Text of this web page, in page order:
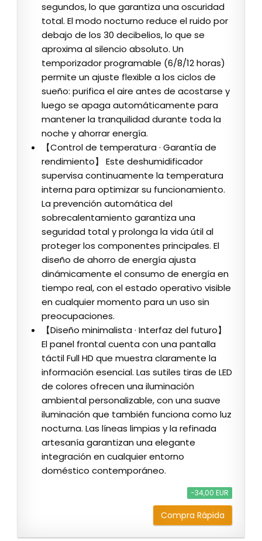
segundos, lo que garantiza una oscuridad
total. El modo nocturno reduce el ruido por
debajo de los 30 decibelios, lo que se
aproxima al silencio absoluto. Un
temporizador programable (6/8/12 horas)
permite un ajuste flexible a los ciclos de
sueño: purifica el aire antes de acostarse y
luego se apaga automáticamente para
mantener la tranquilidad durante toda la
noche y ahorrar energía.
【Control de temperatura · Garantía de
rendimiento】 Este deshumidificador
supervisa continuamente la temperatura
interna para optimizar su funcionamiento.
La prevención automática del
sobrecalentamiento garantiza una
seguridad total y prolonga la vida útil al
proteger los componentes principales. El
diseño de ahorro de energía ajusta
dinámicamente el consumo de energía en
tiempo real, con el estado operativo visible
en cualquier momento para un uso sin
preocupaciones.
【Diseño minimalista · Interfaz del futuro】
El panel frontal cuenta con una pantalla
táctil Full HD que muestra claramente la
información esencial. Las sutiles tiras de LED
de colores ofrecen una iluminación
ambiental personalizable, con una suave
iluminación que también funciona como luz
nocturna. Las líneas limpias y la refinada
artesanía garantizan una elegante
integración en cualquier entorno
doméstico contemporáneo.
−34,00 EUR
Compra Rápida